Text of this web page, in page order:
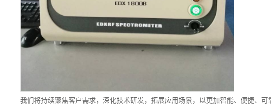
我们将持续聚焦客户需求，深化技术研发，拓展应用场景，以更加智能、便捷、